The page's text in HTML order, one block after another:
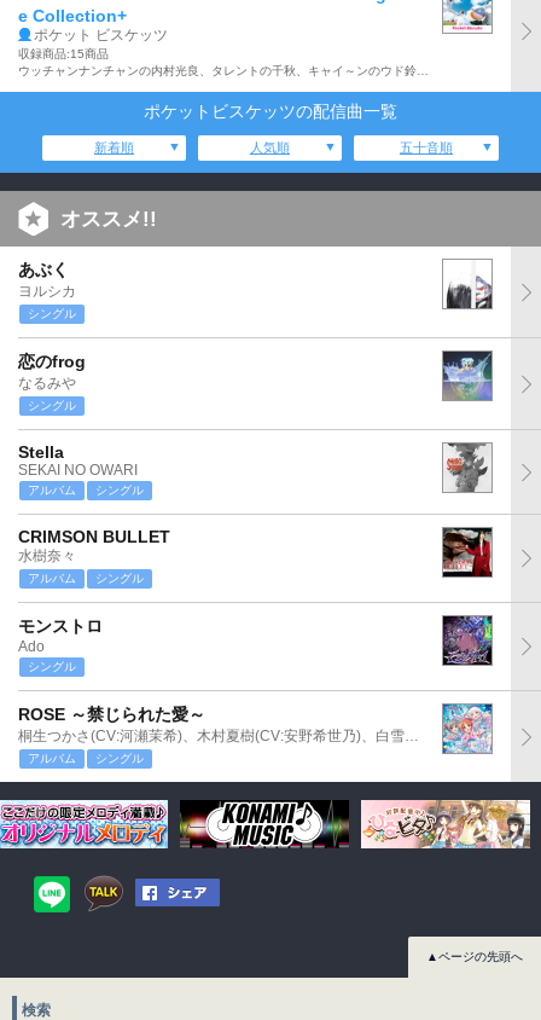
e Collection+
ポケット ビスケッツ
収録商品:15商品
ポケットビスケッツの配信曲一覧
新着順 人気順 五十音順
オススメ!!
あぶく
ヨルシカ
シングル
恋のfrog
なるみや
シングル
Stella
SEKAI NO OWARI
アルバム シングル
CRIMSON BULLET
水樹奈々
アルバム シングル
モンストロ
Ado
シングル
ROSE ～禁じられた愛～
桐生つかさ(CV:河瀬茉希)、木村夏樹(CV:安野希世乃)、白雪千夜(CV:関口理咲)
アルバム シングル
▲ページの先頭へ
検索